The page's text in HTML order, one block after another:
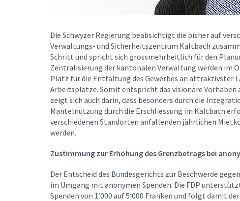
Die Schwyzer Regierung beabsichtigt die bisher auf
Verwaltungs- und Sicherheitszentrum Kaltbach
Schritt und spricht sich grossmehrheitlich für den
Zentralisierung der kantonalen Verwaltung werden im
Platz für die Entfaltung des Gewerbes an attraktivster
Arbeitsplätze. Somit entspricht das visionäre Vorhaben
zeigt sich auch darin, dass besonders durch die
Mantelnutzung durch die Erschliessung im Kaltbach
verschiedenen Standorten anfallenden jährlichen
werden.
Zustimmung zur Erhöhung des Grenzbetrags bei
Der Entscheid des Bundesgerichts zur Beschwerde
im Umgang mit anonymen Spenden. Die FDP
Spenden von 1‘000 auf 5‘000 Franken und folgt damit